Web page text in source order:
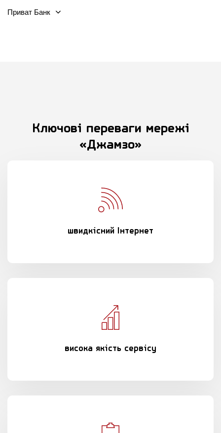
Приват Банк
Ключові переваги мережі
«Джамзо»
швидкісний Інтернет
висока якість сервісу